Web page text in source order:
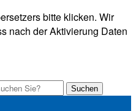
bitte klicken. Wir
nach der Aktivierung Daten
Suchen